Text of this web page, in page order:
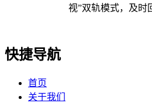
视”双轨模式，及时
快捷导航
首页
关于我们